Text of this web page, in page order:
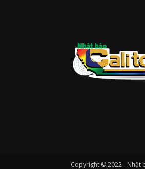
Copyright © 2022 - Nhật